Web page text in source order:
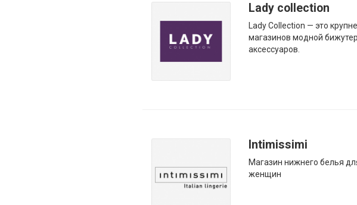
Lady collection
Lady Collection — это
магазинов модной
аксессуаров.
Intimissimi
Магазин нижнего белья
женщин